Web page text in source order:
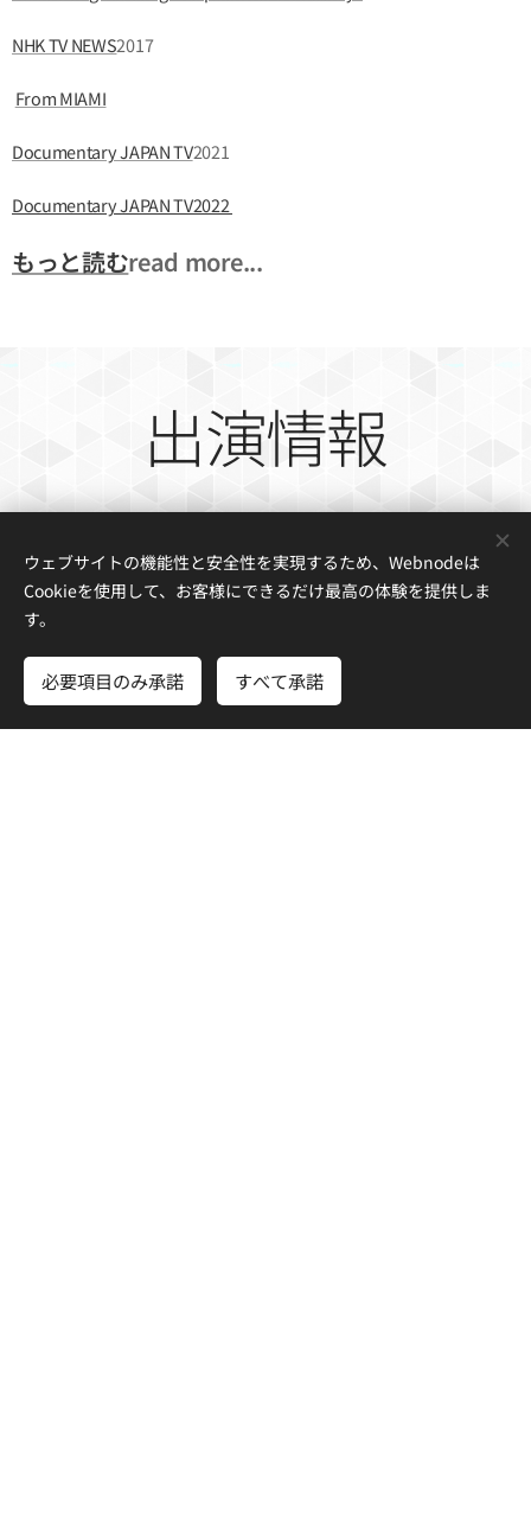
NHK TV NEWS2017
From MIAMI
Documentary JAPAN TV2021
Documentary JAPAN TV2022
もっと読むread more...
出演情報
今後の日程more
無料でホームページを作成しよう！
ウェブサイトの機能性と安全性を実現するため、Webnodeは
Cookieを使用して、お客様にできるだけ最高の体験を提供しま
す。
必要項目のみ承諾 すべて承諾